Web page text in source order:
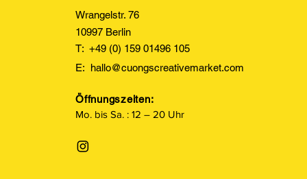
Wrangelstr. 76
10997 Berlin
T: +49 (0) 159 01496 105
E: hallo@cuongscreativemarket.com
Öffnungszeiten:
Mo. bis Sa. : 12 – 20 Uhr